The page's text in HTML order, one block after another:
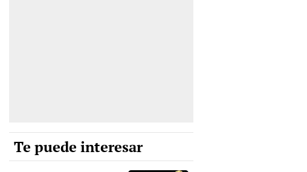
Te puede interesar